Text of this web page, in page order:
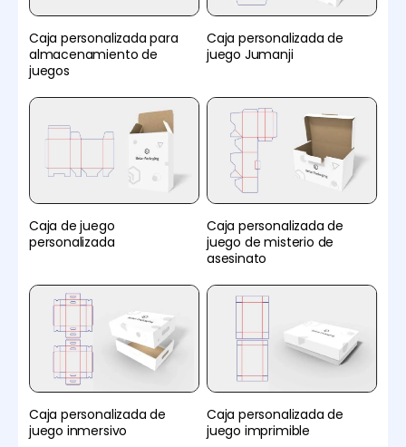
Caja personalizada para
almacenamiento de
juegos
Caja personalizada de
juego Jumanji
Caja de juego
personalizada
Caja personalizada de
juego de misterio de
asesinato
Caja personalizada de
juego inmersivo
Caja personalizada de
juego imprimible